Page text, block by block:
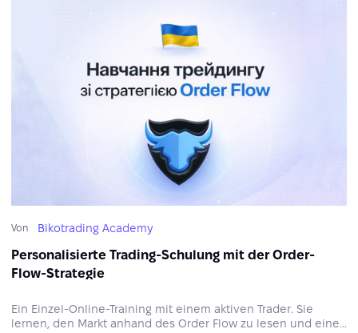
Von Bikotrading Academy
Personalisierte Trading-Schulung mit der Order-
Flow-Strategie
Ein Einzel-Online-Training mit einem aktiven Trader. Sie
lernen, den Markt anhand des Order Flow zu lesen und eine